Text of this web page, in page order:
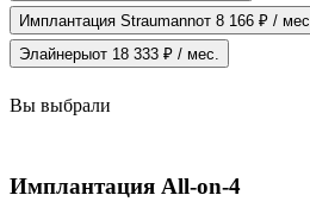
Имплантация Straumannот 8 166 ₽ / мес.
Элайнерыот 18 333 ₽ / мес.
Вы выбрали
Имплантация All-on-4